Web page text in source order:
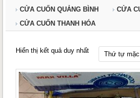
CỬA CUỐN QUẢNG BÌNH
CỬA
CỬA CUỐN THANH HÓA
Hiển thị kết quả duy nhất